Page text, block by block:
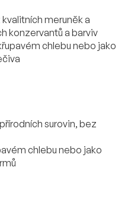
meruněk a
konzervantů a barviv
chlebu nebo jako
surovin, bez
chlebu nebo jako